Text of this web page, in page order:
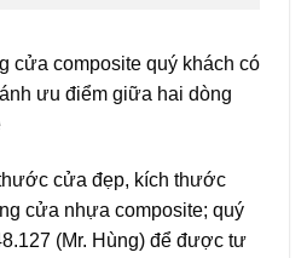
cửa composite quý khách có
ưu điểm giữa hai dòng
cửa đẹp, kích thước
cửa nhựa composite; quý
(Mr. Hùng) để được tư